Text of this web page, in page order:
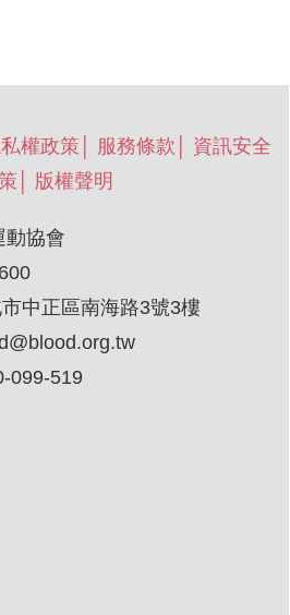
權政策 服務條款
資訊安全
版權聲明
動協會
中正區南海路3號3樓
099-519